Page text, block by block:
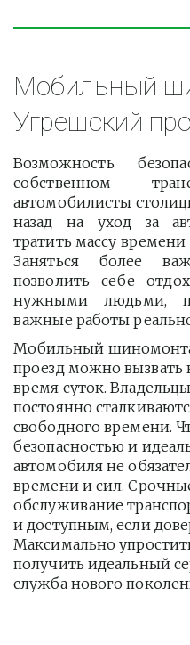
Мобильный
Угрешский
Возможность
собственном
автомобилисты
назад на уход за
тратить массу
Заняться более
позволить себе
нужными людьми,
важные работы
Мобильный
проезд можно
время суток.
постоянно
свободного времени.
безопасностью и
автомобиля не
времени и сил.
обслуживание
и доступным, если
Максимально
получить идеальный
служба нового